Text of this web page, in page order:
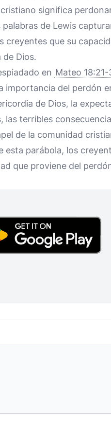
significa
de Lewis
que su
de Dios.
en Mateo 18:21-
importancia del perdón
de Dios, la
las terribles
de la comunidad
parábola, los
que proviene del